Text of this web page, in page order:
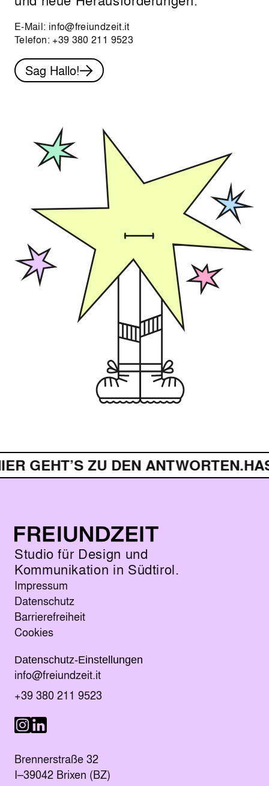
E-Mail: info@freiundzeit.it
Telefon: +39 380 211 9523
Sag Hallo!
ZU DEN ANTWORTEN.HAST DU
Studio für Design und
Kommunikation in Südtirol.
Impressum
Datenschutz
Barrierefreiheit
Cookies
Datenschutz-Einstellungen
E-Mail senden an
info@freiundzeit.it
Telefonnummer anrufen:
+39 380 211 9523
Besuche uns auf LinkedIn
Besuche uns auf Instagram
Brennerstraße 32
I–39042 Brixen (BZ)